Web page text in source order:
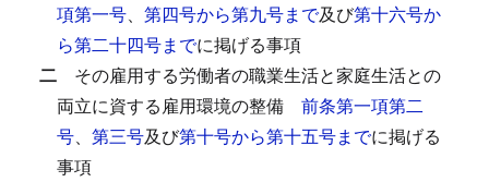
項第一号、 第四号から第九号まで及び第十六号か
ら第二十四号までに掲げる事項
二 その雇用する労働者の職業生活と家庭生活との
両立に資する雇用環境の整備
前条第一項第二
号、 第三号及び第十号から第十五号までに掲げる
事項